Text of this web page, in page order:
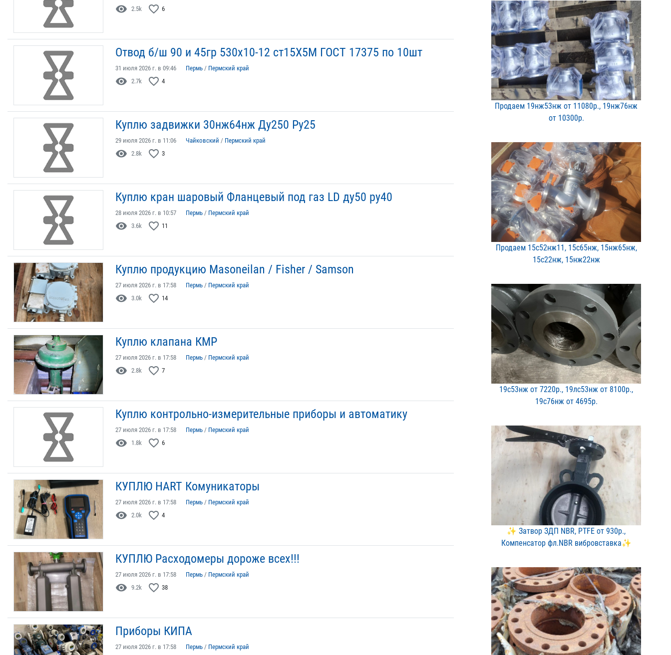
visibility 2.5k favorite_border 6
Отвод б/ш 90 и 45гр 530х10-12 ст15Х5М ГОСТ 17375 по 10шт
31 июля 2026 г. в 09:46 Пермь / Пермский край
visibility 2.7k favorite_border 4
Куплю задвижки 30нж64нж Ду250 Ру25
29 июля 2026 г. в 11:06 Чайковский / Пермский край
visibility 2.8k favorite_border 3
Куплю кран шаровый Фланцевый под газ LD ду50 ру40
28 июля 2026 г. в 10:57 Пермь / Пермский край
visibility 3.6k favorite_border 11
Куплю продукцию Masoneilan / Fisher / Samson
27 июля 2026 г. в 17:58 Пермь / Пермский край
visibility 3.0k favorite_border 14
Куплю клапана КМР
27 июля 2026 г. в 17:58 Пермь / Пермский край
visibility 2.8k favorite_border 7
Куплю контрольно-измерительные приборы и автоматику
27 июля 2026 г. в 17:58 Пермь / Пермский край
visibility 1.8k favorite_border 6
КУПЛЮ HART Комуникаторы
27 июля 2026 г. в 17:58 Пермь / Пермский край
visibility 2.0k favorite_border 4
КУПЛЮ Расходомеры дороже всех!!!
27 июля 2026 г. в 17:58 Пермь / Пермский край
visibility 9.2k favorite_border 38
Приборы КИПА
27 июля 2026 г. в 17:58 Пермь / Пермский край
Продаем 19нж53нж от 1108​0р., 19нж76нж
от 10300р​.
Продаем 15с52нж11, 15с65​нж, 15нж65нж,
15с22нж, 1​5нж22нж
19с53нж от 7220р., 19лс5​3нж от 8100р.,
19с76нж о​т 4695р.
✨ Затвор ЗДП NBR, PTFE о​т 930р.,
Компенсатор фл.​NBR вибровставка✨